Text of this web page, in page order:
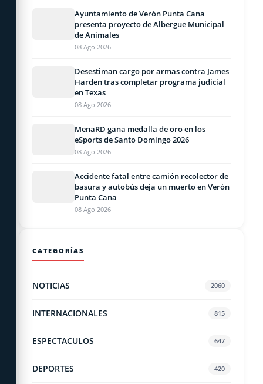
Ayuntamiento de Verón Punta Cana
presenta proyecto de Albergue Municipal
de Animales
08 Ago 2026
Desestiman cargo por armas contra James
Harden tras completar programa judicial
en Texas
08 Ago 2026
MenaRD gana medalla de oro en los
eSports de Santo Domingo 2026
08 Ago 2026
Accidente fatal entre camión recolector de
basura y autobús deja un muerto en Verón
Punta Cana
08 Ago 2026
CATEGORÍAS
NOTICIAS 2060
INTERNACIONALES 815
ESPECTACULOS 647
DEPORTES 420